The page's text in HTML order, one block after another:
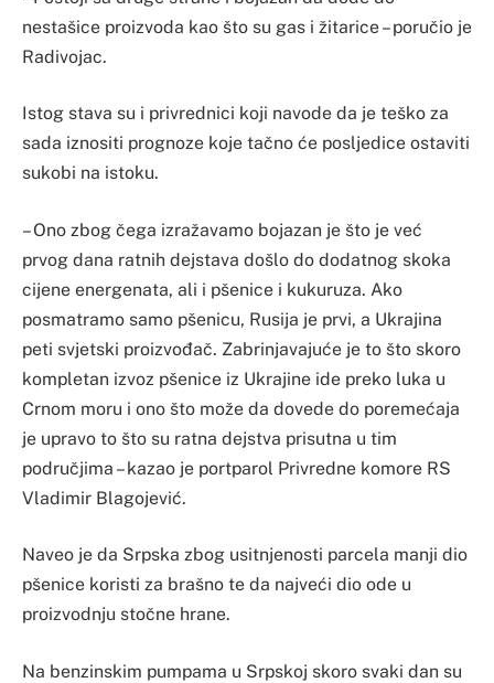
nestašice proizvoda kao što su gas i žitarice – poručio je
Radivojac.
Istog stava su i privrednici koji navode da je teško za
sada iznositi prognoze koje tačno će posljedice ostaviti
sukobi na istoku.
– Ono zbog čega izražavamo bojazan je što je već
prvog dana ratnih dejstava došlo do dodatnog skoka
cijene energenata, ali i pšenice i kukuruza. Ako
posmatramo samo pšenicu, Rusija je prvi, a Ukrajina
peti svjetski proizvođač. Zabrinjavajuće je to što skoro
kompletan izvoz pšenice iz Ukrajine ide preko luka u
Crnom moru i ono što može da dovede do poremećaja
je upravo to što su ratna dejstva prisutna u tim
područjima – kazao je portparol Privredne komore RS
Vladimir Blagojević.
Naveo je da Srpska zbog usitnjenosti parcela manji dio
pšenice koristi za brašno te da najveći dio ode u
proizvodnju stočne hrane.
Na benzinskim pumpama u Srpskoj skoro svaki dan su